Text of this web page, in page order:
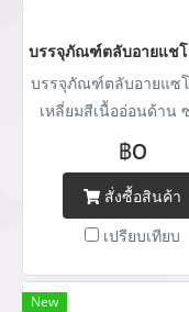
บรรจุภัณฑ์ตลับอายแช
บรรจุภัณฑ์ตลับอายแซ
เหลี่ยมสีเนื้ออ่อนด้าน
โปร่งใส ถาดจานสีดำเ
ซ่องบรรจุ
฿0
สั่งซื้อสินค้า
เปรียบเทียบ
New